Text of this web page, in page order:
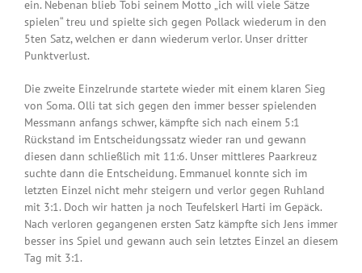
ein. Nebenan blieb Tobi seinem Motto „ich will viele Sätze
spielen“ treu und spielte sich gegen Pollack wiederum in den
5ten Satz, welchen er dann wiederum verlor. Unser dritter
Punktverlust.
Die zweite Einzelrunde startete wieder mit einem klaren Sieg
von Soma. Olli tat sich gegen den immer besser spielenden
Messmann anfangs schwer, kämpfte sich nach einem 5:1
Rückstand im Entscheidungssatz wieder ran und gewann
diesen dann schließlich mit 11:6. Unser mittleres Paarkreuz
suchte dann die Entscheidung. Emmanuel konnte sich im
letzten Einzel nicht mehr steigern und verlor gegen Ruhland
mit 3:1. Doch wir hatten ja noch Teufelskerl Harti im Gepäck.
Nach verloren gegangenen ersten Satz kämpfte sich Jens immer
besser ins Spiel und gewann auch sein letztes Einzel an diesem
Tag mit 3:1.